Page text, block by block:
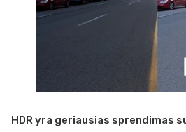
HDR yra geriausias sprendimas